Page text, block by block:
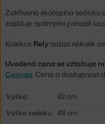
Zakřivená skořepina sedáku
zajišťuje optimální pohodlí
Kolekce Rely nabízí několik
Uvedená cena se vztahuje
Canvas. Cena a dostupnost
Výška:
82 cm
Výška sedáku: 48 cm